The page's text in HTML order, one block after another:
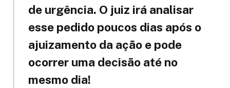
de urgência. O juiz irá analisar
esse pedido poucos dias após o
ajuizamento da ação e pode
ocorrer uma decisão até no
mesmo dia!